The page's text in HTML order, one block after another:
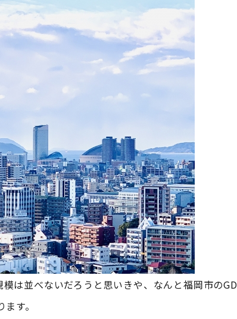
は並べないだろうと思いきや、なんと福岡市のGD
す。